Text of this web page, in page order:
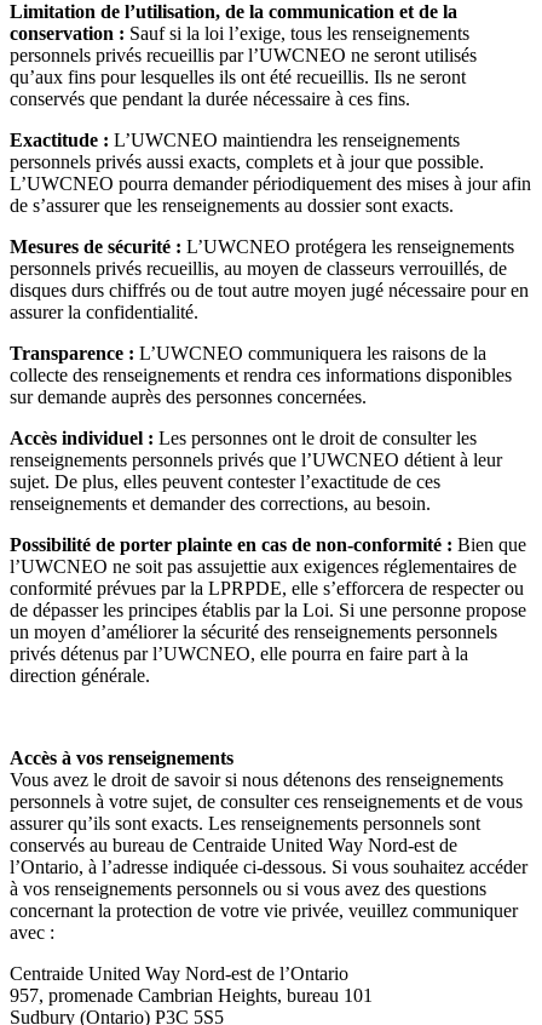
Limitation de l’utilisation, de la communication et de la
conservation : Sauf si la loi l’exige, tous les renseignements
personnels privés recueillis par l’UWCNEO ne seront utilisés
qu’aux fins pour lesquelles ils ont été recueillis. Ils ne seront
conservés que pendant la durée nécessaire à ces fins.
Exactitude : L’UWCNEO maintiendra les renseignements
personnels privés aussi exacts, complets et à jour que possible.
L’UWCNEO pourra demander périodiquement des mises à jour afin
de s’assurer que les renseignements au dossier sont exacts.
Mesures de sécurité : L’UWCNEO protégera les renseignements
personnels privés recueillis, au moyen de classeurs verrouillés, de
disques durs chiffrés ou de tout autre moyen jugé nécessaire pour en
assurer la confidentialité.
Transparence : L’UWCNEO communiquera les raisons de la
collecte des renseignements et rendra ces informations disponibles
sur demande auprès des personnes concernées.
Accès individuel : Les personnes ont le droit de consulter les
renseignements personnels privés que l’UWCNEO détient à leur
sujet. De plus, elles peuvent contester l’exactitude de ces
renseignements et demander des corrections, au besoin.
Possibilité de porter plainte en cas de non-conformité : Bien que
l’UWCNEO ne soit pas assujettie aux exigences réglementaires de
conformité prévues par la LPRPDE, elle s’efforcera de respecter ou
de dépasser les principes établis par la Loi. Si une personne propose
un moyen d’améliorer la sécurité des renseignements personnels
privés détenus par l’UWCNEO, elle pourra en faire part à la
direction générale.
Accès à vos renseignements
Vous avez le droit de savoir si nous détenons des renseignements
personnels à votre sujet, de consulter ces renseignements et de vous
assurer qu’ils sont exacts. Les renseignements personnels sont
conservés au bureau de Centraide United Way Nord-est de
l’Ontario, à l’adresse indiquée ci-dessous. Si vous souhaitez accéder
à vos renseignements personnels ou si vous avez des questions
concernant la protection de votre vie privée, veuillez communiquer
avec :
Centraide United Way Nord-est de l’Ontario
957, promenade Cambrian Heights, bureau 101
Sudbury (Ontario) P3C 5S5